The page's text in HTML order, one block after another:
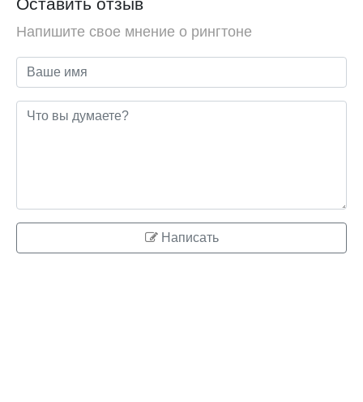
Напишите свое мнение о рингтоне
Написать